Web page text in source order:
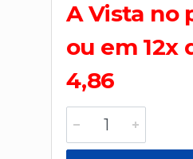
A Vista no
ou em 12x
4,86